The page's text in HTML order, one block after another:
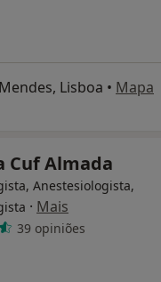
Lisboa • Mapa
Cuf Almada
Anestesiologista,
· Mais
39 opiniões